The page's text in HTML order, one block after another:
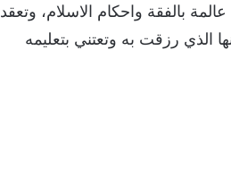
بالفقة واحكام الاسلام، وتعقد
الذي رزقت به وتعتني بتعليمه